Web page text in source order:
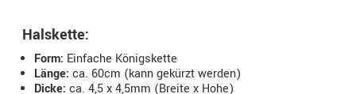
Halskette:
Form: Einfache Königskette
Länge: ca. 60cm (kann gekürzt werden)
Dicke: ca. 4,5 x 4,5mm (Breite x Hohe)